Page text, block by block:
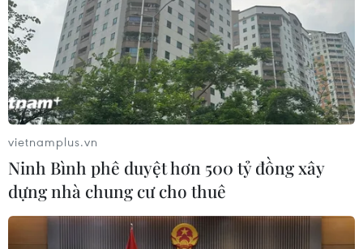
vietnamplus.vn
Ninh Bình phê duyệt hơn 500 tỷ đồng xây
dựng nhà chung cư cho thuê